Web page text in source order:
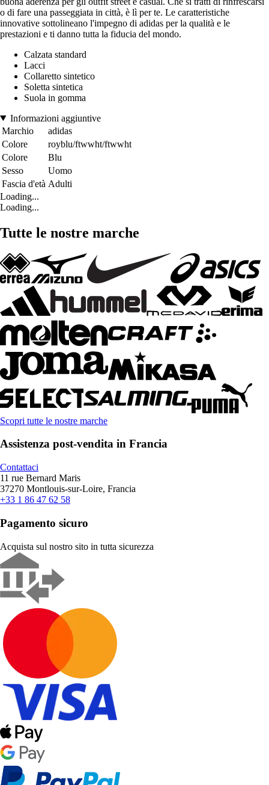
o di fare una passeggiata in città, è lì per te. Le caratteristiche
innovative sottolineano l'impegno di adidas per la qualità e le
prestazioni e ti danno tutta la fiducia del mondo.
Calzata standard
Lacci
Collaretto sintetico
Soletta sintetica
Suola in gomma
Informazioni aggiuntive
Marchio
adidas
Colore
royblu/ftwwht/ftwwht
Colore
Blu
Sesso
Uomo
Fascia d'età Adulti
Loading...
Loading...
Tutte le nostre marche
Scopri tutte le nostre marche
Assistenza post-vendita in Francia
Contattaci
11 rue Bernard Maris
37270 Montlouis-sur-Loire, Francia
+33 1 86 47 62 58
Pagamento sicuro
Acquista sul nostro sito in tutta sicurezza